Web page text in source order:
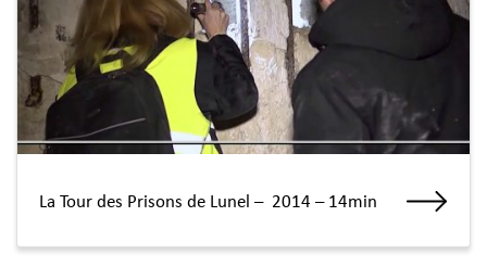
La Tour des Prisons de Lunel – 2014 – 14min